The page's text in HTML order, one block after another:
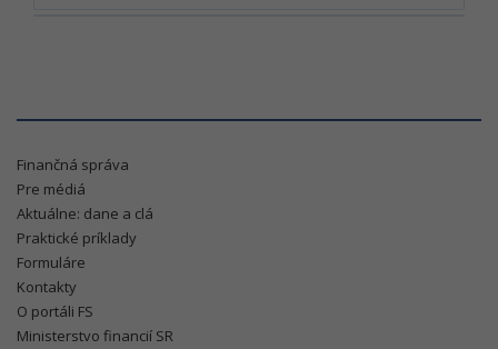
Finančná správa
Pre médiá
Aktuálne: dane a clá
Praktické príklady
Formuláre
Kontakty
O portáli FS
Ministerstvo financií SR